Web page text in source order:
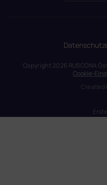
Copyright 2026 RUSCONA
Cookie-
Created